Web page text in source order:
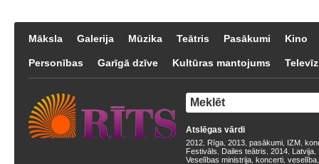
Māksla Galerija Mūzika Teātris Pasākumi Kino
Personības Garīgā dzīve Kultūras mantojums
Atslēgas vārdi
2012 Rīga 2013 pasākumi IZM
Festivāls
Dailes teātris 2014 Latvija
Veselības ministrija koncerti veselība